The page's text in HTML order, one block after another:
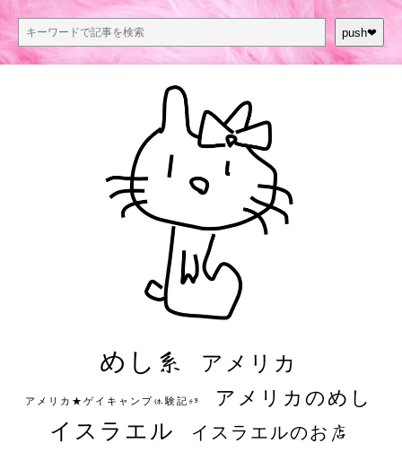
push❤︎
めし系 アメリカ
アメリカ★ゲイキャンプ体験記S3 アメリカのめし
イスラエル イスラエルのお店